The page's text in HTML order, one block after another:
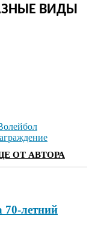
ВИДЫ
ОТ АВТОРА
летний